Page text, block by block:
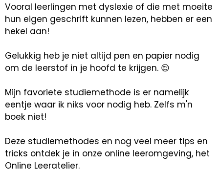
Vooral leerlingen met dyslexie of die met moeite
hun eigen geschrift kunnen lezen, hebben er een
hekel aan!
Gelukkig heb je niet altijd pen en papier nodig
om de leerstof in je hoofd te krijgen. 😌
Mijn favoriete studiemethode is er namelijk
eentje waar ik niks voor nodig heb. Zelfs m'n
boek niet!
Deze studiemethodes en nog veel meer tips en
tricks ontdek je in onze online leeromgeving, het
Online Leeratelier.